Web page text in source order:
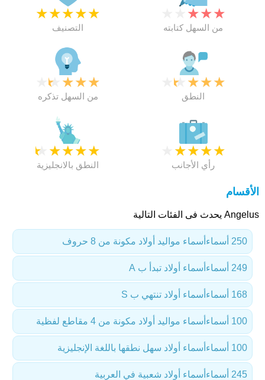
★
★
★
★
★
التصنيف
★
★
★
من السهل كتابته
★
★
★
★
من السهل تذكره
★
★
★
★
النطق
★
★
★
★
★
النطق بالانجليزية
★
★
★
★
رأي الأجانب
الأقسام
Angelus يحدث فى الفئات التالية
أسماء مواليد أولاد مكونة من 8 حروف 250 أسماء
أسماء أولاد تبدأ ب A 249 أسماء
أسماء أولاد تنتهي ب S 168 أسماء
أسماء مواليد أولاد مكونة من 4 مقاطع لفظية 100 أسماء
أسماء أولاد سهل نطقها باللغة الإنجليزية 100 أسماء
أسماء أولاد شعبية في العربية 245 أسماء